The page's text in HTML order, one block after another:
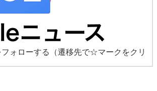
ォローする
（遷移先で☆マークをクリ